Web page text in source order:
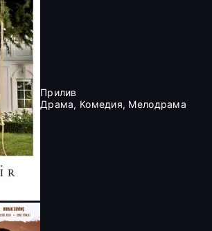
Прилив
Драма, Комедия, Мелодрама